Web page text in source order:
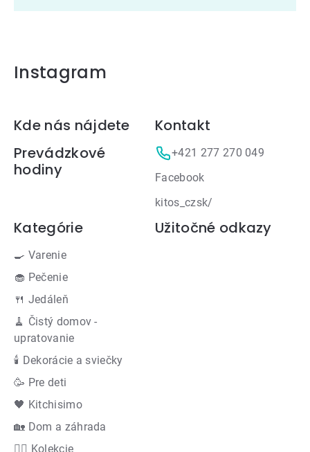
Instagram
Zápätie
Kde nás nájdete
Prevádzkové
hodiny
Kontakt
+421 277 270 049
Facebook
kitos_czsk/
Kategórie
🍳 Varenie
🧁 Pečenie
🍴 Jedáleň
🧹 Čistý domov -
upratovanie
🕯 Dekorácie a sviečky
🥳 Pre deti
🖤 Kitchisimo
🏡 Dom a záhrada
👍🏻 Kolekcie
Užitočné odkazy